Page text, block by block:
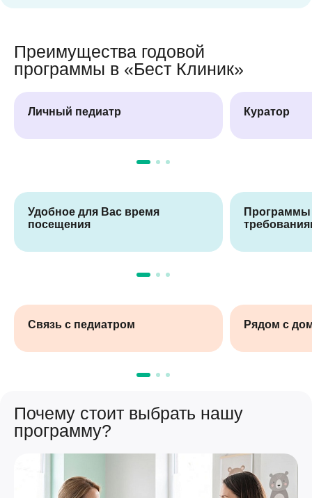
Преимущества годовой
программы в «Бест Клиник»
Личный педиатр Куратор
Удобное для Вас время
посещения
Программы
Связь с педиатром Рядом с
Почему стоит выбрать нашу
программу?